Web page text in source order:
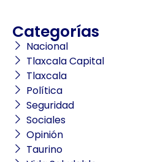
Categorías
Nacional
Tlaxcala Capital
Tlaxcala
Política
Seguridad
Sociales
Opinión
Taurino